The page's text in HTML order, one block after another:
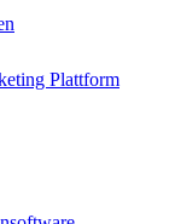
Plattform